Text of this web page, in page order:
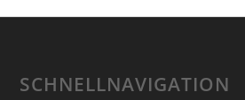
SCHNELLNAVIGATION